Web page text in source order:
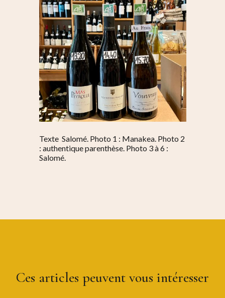
Texte Salomé. Photo 1 : Manakea. Photo 2
: authentique parenthèse. Photo 3 à 6 :
Salomé.
Ces articles peuvent vous intéresser
Au quotidien
Immobilier
Se régaler
Street food
Balades
Belleville /
À propos